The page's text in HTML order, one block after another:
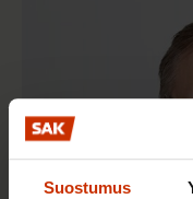
Suostumus